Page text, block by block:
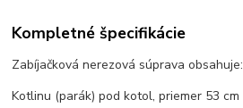
Kompletné špecifikácie
Zabíjačková nerezová súprava obsahuje:
Kotlinu (parák) pod kotol, priemer 53 cm